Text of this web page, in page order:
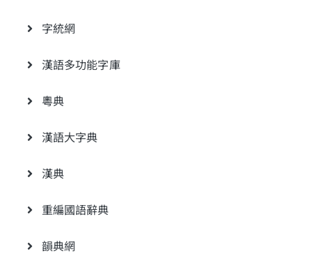
字統網
漢語多功能字庫
粵典
漢語大字典
漢典
重編國語辭典
韻典網